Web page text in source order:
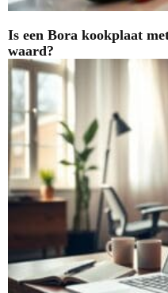
Is een Bora kookplaat
waard?